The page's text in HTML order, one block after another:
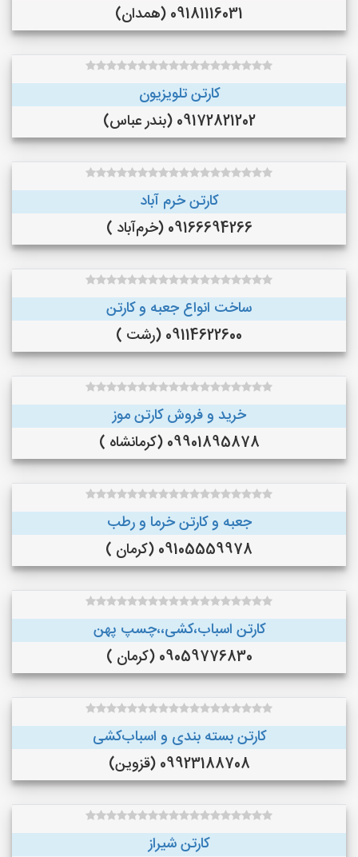
09181116031 (همدان)
کارتن تلویزیون
09172821202 (بندر عباس)
کارتن خرم آباد
09166694266 (خرم‌آباد )
ساخت انواع جعبه و کارتن
09114622600 (رشت )
خرید و فروش کارتن موز
09901895878 (کرمانشاه )
جعبه و کارتن خرما و رطب
09105559978 (کرمان )
کارتن اسباب،کشی،،چسپ پهن
09059776830 (کرمان )
کارتن بسته بندی و اسباب‌کشی
09923188708 (قزوین)
کارتن شیراز